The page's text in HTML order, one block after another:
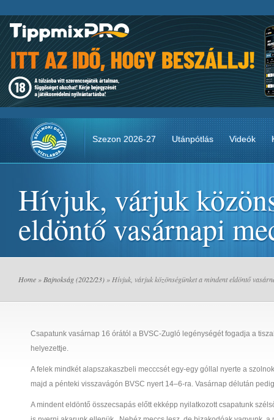
Szezon 2026-27 Utánpótlás Videók
Hívjuk, várjuk
eldöntő vasárnapi
Home » Bajnokság (2022/23) » Hívjuk, várjuk közönségünket a mindent eldöntő
Csapatunk vasárnap 16 órától a BVSC-Zugló legénységét fogadja a
helyezettje.
A felek mindkét alapszakaszbeli mecccsét egy-egy góllal nyerte a
majd a pénteki visszavágón BVSC nyert 14–6-ra. Vasárnap délután
A mindent eldöntő összecsapás előtt ekképp nyilatkozott csapatunk